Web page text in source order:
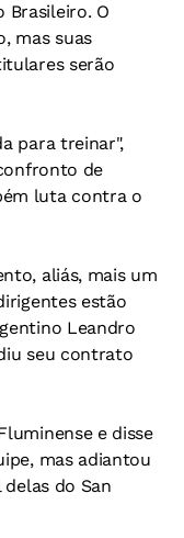
Brasileiro. O
mas suas
serão
para treinar",
de
luta contra o
aliás, mais um
estão
Leandro
seu contrato
e disse
mas adiantou
do San